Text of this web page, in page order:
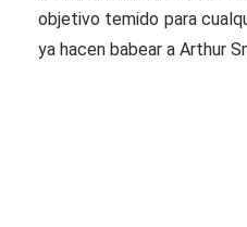
objetivo temido para
ya hacen babear a Arthur